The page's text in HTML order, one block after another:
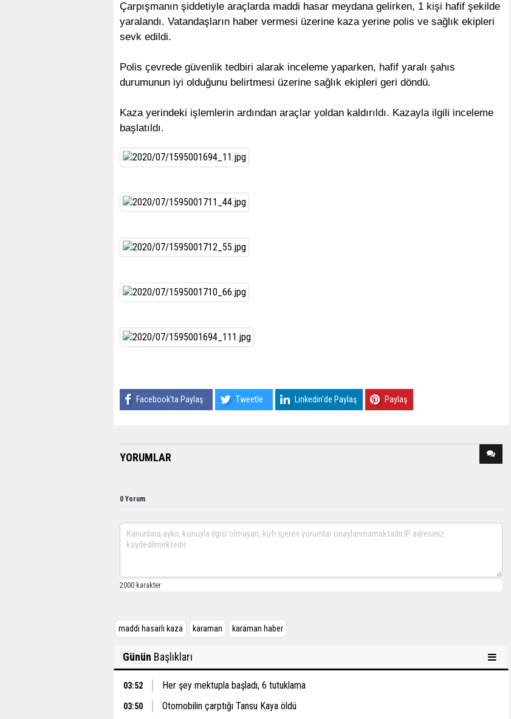
Çarpışmanın şiddetiyle araçlarda maddi hasar meydana gelirken, 1 kişi hafif şekilde
yaralandı. Vatandaşların haber vermesi üzerine kaza yerine polis ve sağlık ekipleri
sevk edildi.
Polis çevrede güvenlik tedbiri alarak inceleme yaparken, hafif yaralı şahıs
durumunun iyi olduğunu belirtmesi üzerine sağlık ekipleri geri döndü.
Kaza yerindeki işlemlerin ardından araçlar yoldan kaldırıldı. Kazayla ilgili inceleme
başlatıldı.
Facebook'ta Paylaş Tweetle Linkedin'de Paylaş Paylaş
YORUMLAR
0 Yorum
maddi hasarlı kaza karaman karaman haber
Günün Başlıkları
03:52 Her şey mektupla başladı, 6 tutuklama
03:50 Otomobilin çarptığı Tansu Kaya öldü